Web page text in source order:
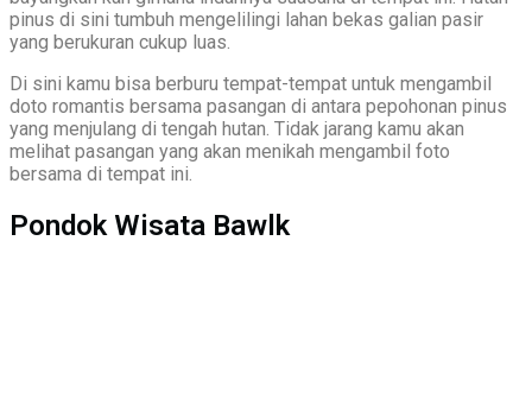
pinus di sini tumbuh mengelilingi lahan bekas galian pasir
yang berukuran cukup luas.
Di sini kamu bisa berburu tempat-tempat untuk mengambil
doto romantis bersama pasangan di antara pepohonan pinus
yang menjulang di tengah hutan. Tidak jarang kamu akan
melihat pasangan yang akan menikah mengambil foto
bersama di tempat ini.
Pondok Wisata Bawlk